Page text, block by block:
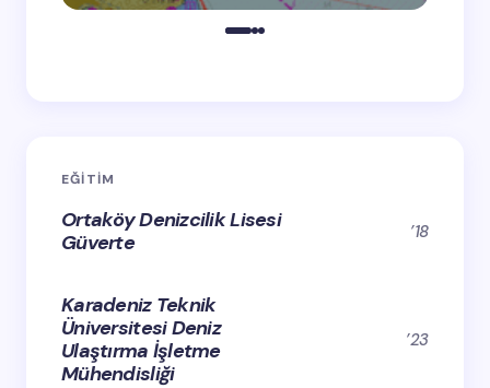
EĞİTİM
Ortaköy Denizcilik Lisesi
Güverte
’18
Karadeniz Teknik
Üniversitesi Deniz
Ulaştırma İşletme
Mühendisliği
’23